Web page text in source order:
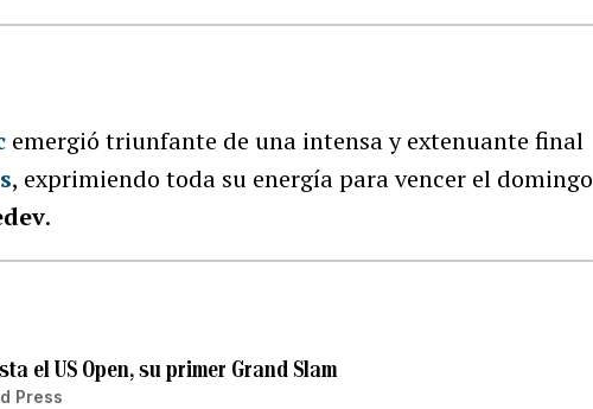
emergió triunfante de una intensa y extenuante final
, exprimiendo toda su energía para vencer el domingo
.
el US Open, su primer Grand Slam
Press